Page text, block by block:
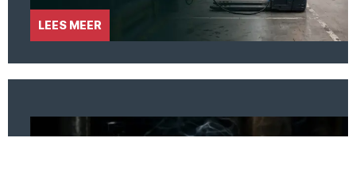
LEES MEER